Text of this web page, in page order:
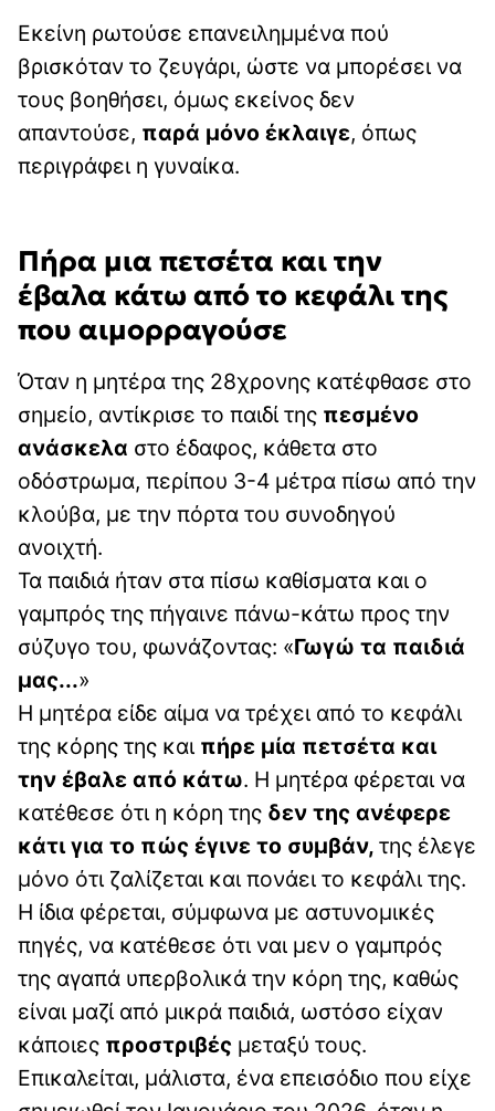
Εκείνη ρωτούσε επανειλημμένα πού
βρισκόταν το ζευγάρι, ώστε να μπορέσει να
τους βοηθήσει, όμως εκείνος δεν
απαντούσε, παρά μόνο έκλαιγε, όπως
περιγράφει η γυναίκα.
Πήρα μια πετσέτα και την
έβαλα κάτω από το κεφάλι της
που αιμορραγούσε
Όταν η μητέρα της 28χρονης κατέφθασε στο
σημείο, αντίκρισε το παιδί της πεσμένο
ανάσκελα στο έδαφος, κάθετα στο
οδόστρωμα, περίπου 3-4 μέτρα πίσω από την
κλούβα, με την πόρτα του συνοδηγού
ανοιχτή.
Τα παιδιά ήταν στα πίσω καθίσματα και ο
γαμπρός της πήγαινε πάνω-κάτω προς την
σύζυγο του, φωνάζοντας: «Γωγώ τα παιδιά
μας...»
Η μητέρα είδε αίμα να τρέχει από το κεφάλι
της κόρης της και πήρε μία πετσέτα και
την έβαλε από κάτω. Η μητέρα φέρεται να
κατέθεσε ότι η κόρη της δεν της ανέφερε
κάτι για το πώς έγινε το συμβάν, της έλεγε
μόνο ότι ζαλίζεται και πονάει το κεφάλι της.
Η ίδια φέρεται, σύμφωνα με αστυνομικές
πηγές, να κατέθεσε ότι ναι μεν ο γαμπρός
της αγαπά υπερβολικά την κόρη της, καθώς
είναι μαζί από μικρά παιδιά, ωστόσο είχαν
κάποιες προστριβές μεταξύ τους.
Επικαλείται, μάλιστα, ένα επεισόδιο που είχε